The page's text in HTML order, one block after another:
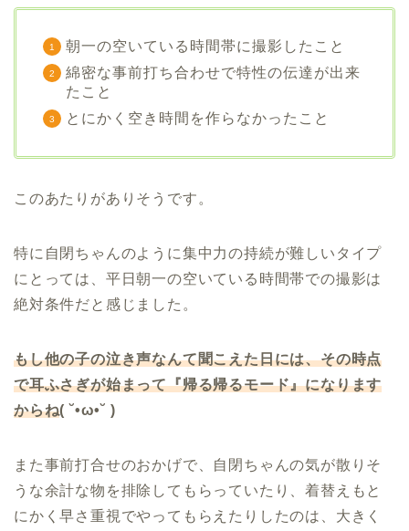
朝一の空いている時間帯に撮影したこと
綿密な事前打ち合わせで特性の伝達が出来
たこと
とにかく空き時間を作らなかったこと
このあたりがありそうです。
特に自閉ちゃんのように集中力の持続が難しいタイプ
にとっては、平日朝一の空いている時間帯での撮影は
絶対条件だと感じました。
もし他の子の泣き声なんて聞こえた日には、その時点
で耳ふさぎが始まって『帰る帰るモード』になります
からね( ˘•ω•˘ )
また事前打合せのおかげで、自閉ちゃんの気が散りそ
うな余計な物を排除してもらっていたり、着替えもと
にかく早さ重視でやってもらえたりしたのは、大きく